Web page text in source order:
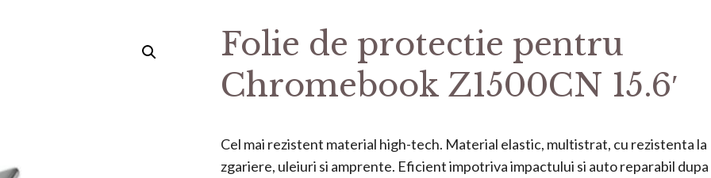
Folie de protectie pentru
Chromebook Z1500CN 15.6′
Cel mai rezistent material high-tech. Material elastic, multistrat, cu rezistenta la
zgariere, uleiuri si amprente. Eficient impotriva impactului si auto reparabil dupa